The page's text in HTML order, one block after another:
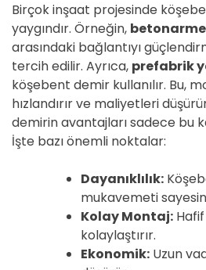
Birçok inşaat projesinde
yaygındır. Örneğin,
arasındaki bağlantıyı
tercih edilir. Ayrıca, prefabrik
köşebent demir kullanılır. Bu,
hızlandırır ve maliyetleri
demirin avantajları sadece bu
İşte bazı önemli noktalar:
Dayanıklılık:
mukavemeti
Kolay Montaj: Hafif
kolaylaştırır.
Ekonomik: Uzun